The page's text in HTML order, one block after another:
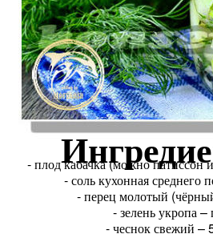
- плод кабачка (можно патиссон
- соль кухонная среднего
- перец молотый
- зелень укропа –
- чеснок свежий –